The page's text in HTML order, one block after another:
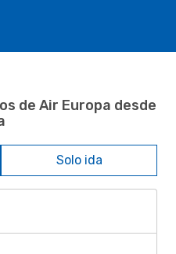
de Air Europa desde
Solo ida